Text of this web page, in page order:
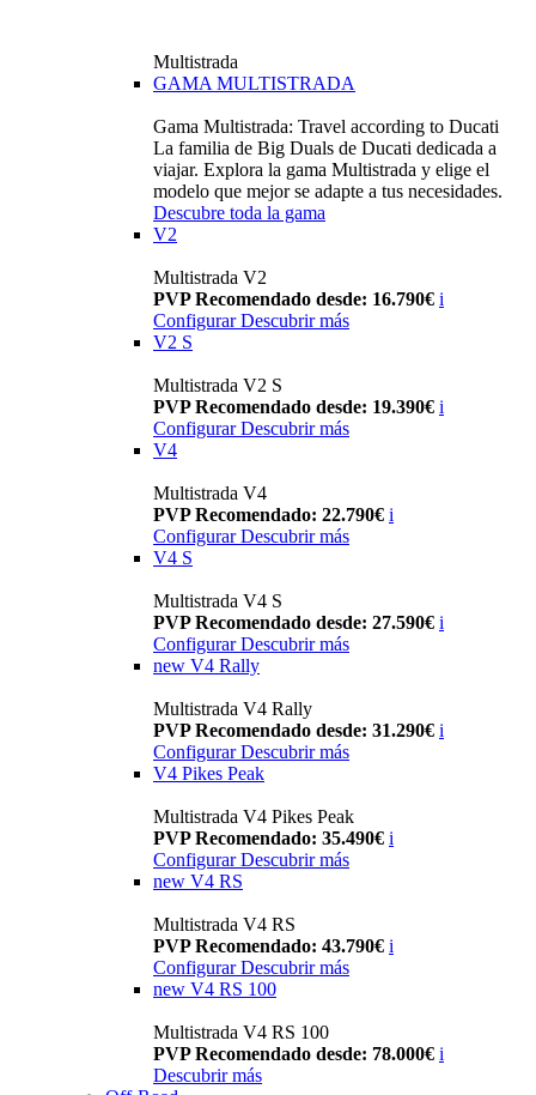
Multistrada
GAMA MULTISTRADA
Gama Multistrada: Travel according to Ducati
La familia de Big Duals de Ducati dedicada a
viajar. Explora la gama Multistrada y elige el
modelo que mejor se adapte a tus necesidades.
Descubre toda la gama
V2
Multistrada V2
PVP Recomendado desde: 16.790€ i
Configurar Descubrir más
V2 S
Multistrada V2 S
PVP Recomendado desde: 19.390€ i
Configurar Descubrir más
V4
Multistrada V4
PVP Recomendado: 22.790€ i
Configurar Descubrir más
V4 S
Multistrada V4 S
PVP Recomendado desde: 27.590€ i
Configurar Descubrir más
new V4 Rally
Multistrada V4 Rally
PVP Recomendado desde: 31.290€ i
Configurar Descubrir más
V4 Pikes Peak
Multistrada V4 Pikes Peak
PVP Recomendado: 35.490€ i
Configurar Descubrir más
new V4 RS
Multistrada V4 RS
PVP Recomendado: 43.790€ i
ConfigurarDescubrir más
new V4 RS 100
Multistrada V4 RS 100
PVP Recomendado desde: 78.000€ i
Descubrir más